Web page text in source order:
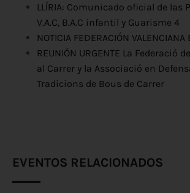
LLÍRIA: Comunicado oficial de las
V.A.C, B.A.C infantil y Guarisme 4
NOTICIA FEDERACIÓN VALENCIANA
REUNIÓN URGENTE La Federació
al Carrer y la Associació en
Tradicions de Bous de Carrer
EVENTOS RELACIONADOS